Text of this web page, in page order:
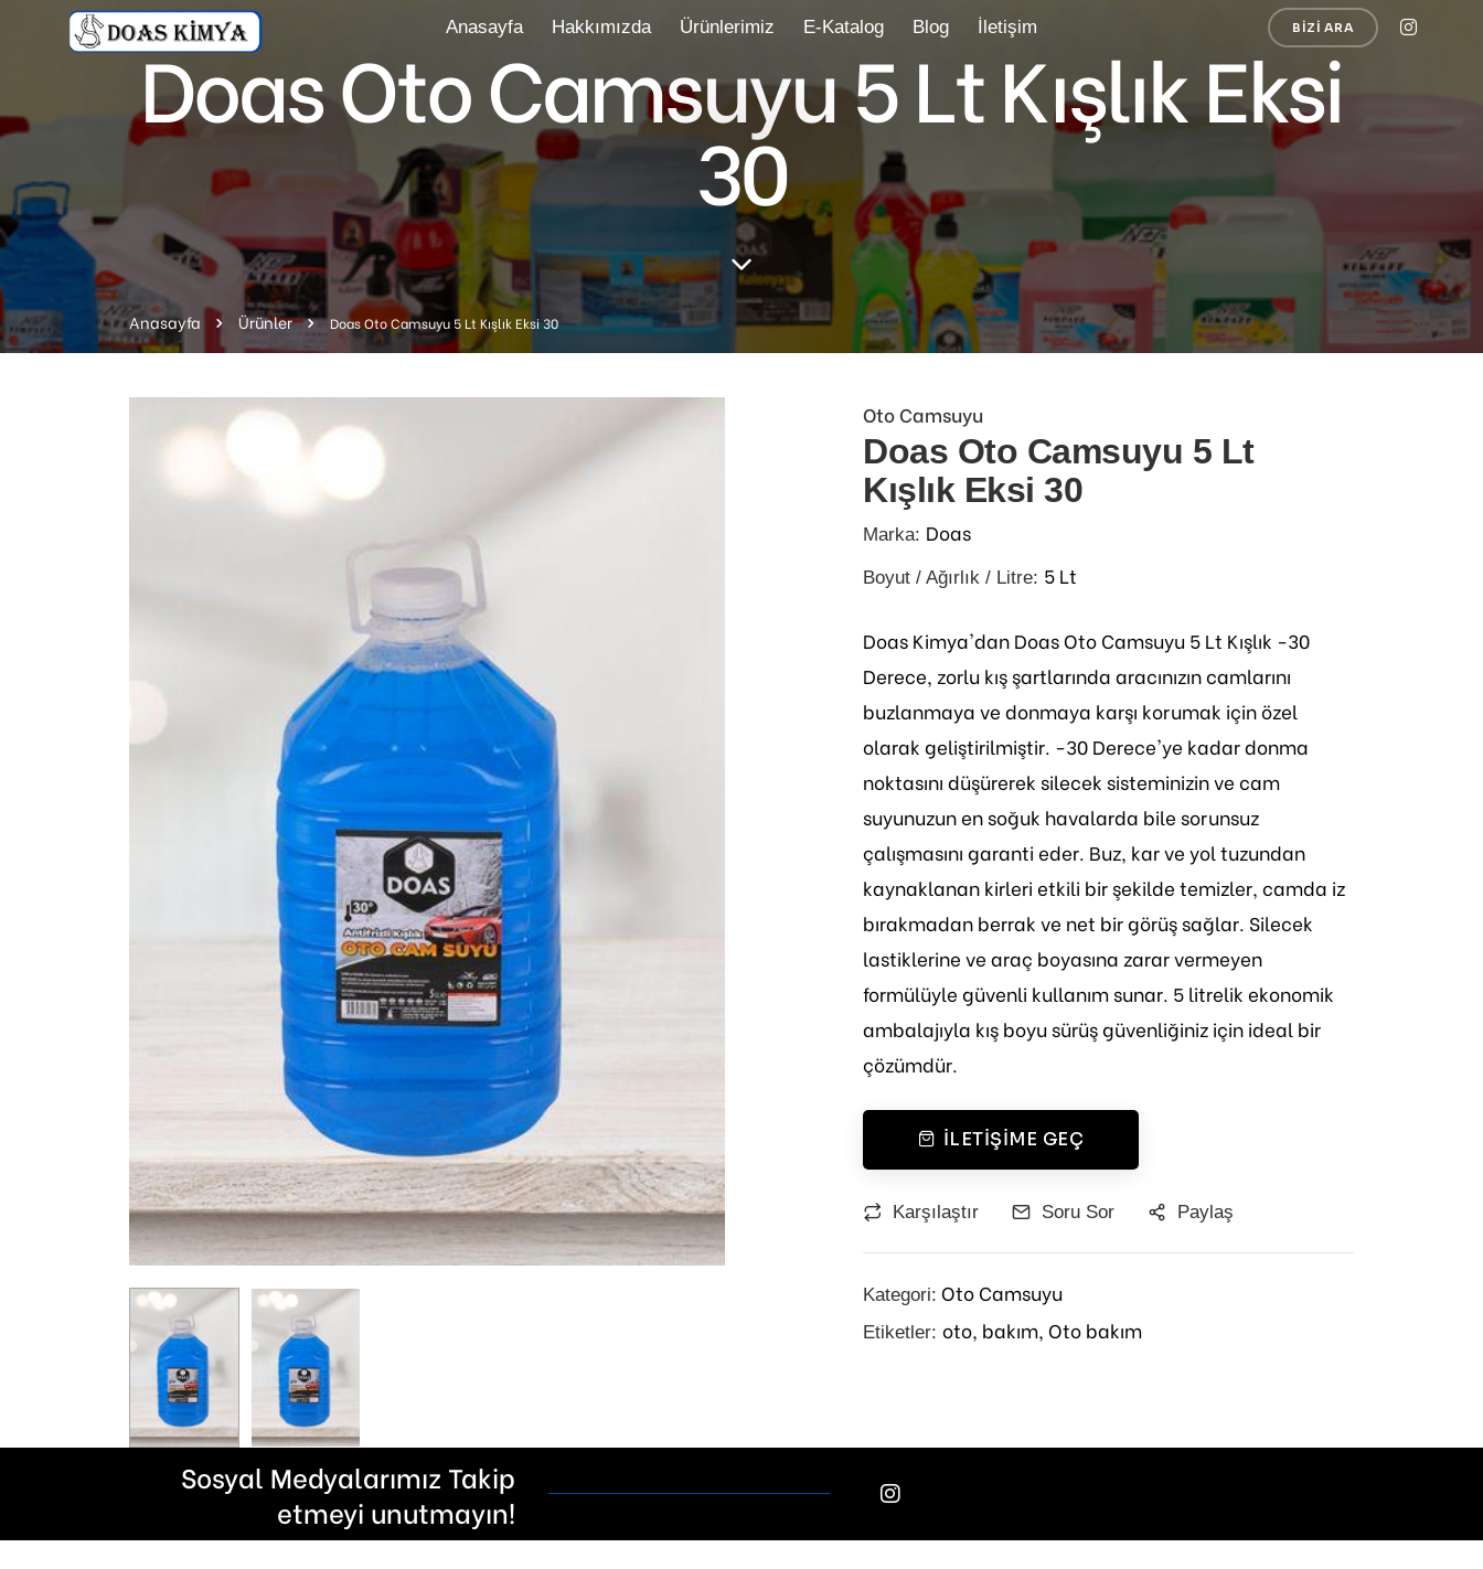
Anasayfa Hakkımızda Ürünlerimiz E-Katalog Blog İletişim BIZI ARA
Doas Oto Camsuyu 5 Lt Kışlık Eksi
30
Anasayfa Ürünler Doas Oto Camsuyu 5 Lt Kışlık Eksi 30
Oto Camsuyu
Doas Oto Camsuyu 5 Lt
Kışlık Eksi 30
Marka: Doas
Boyut / Ağırlık / Litre: 5 Lt
Doas Kimya'dan Doas Oto Camsuyu 5 Lt Kışlık -30
Derece, zorlu kış şartlarında aracınızın camlarını
buzlanmaya ve donmaya karşı korumak için özel
olarak geliştirilmiştir. -30 Derece'ye kadar donma
noktasını düşürerek silecek sisteminizin ve cam
suyunuzun en soğuk havalarda bile sorunsuz
çalışmasını garanti eder. Buz, kar ve yol tuzundan
kaynaklanan kirleri etkili bir şekilde temizler, camda iz
bırakmadan berrak ve net bir görüş sağlar. Silecek
lastiklerine ve araç boyasına zarar vermeyen
formülüyle güvenli kullanım sunar. 5 litrelik ekonomik
ambalajıyla kış boyu sürüş güvenliğiniz için ideal bir
çözümdür.
İLETIŞIME GEÇ
Karşılaştır Soru Sor Paylaş
Kategori: Oto Camsuyu
Etiketler: oto, bakım, Oto bakım
Sosyal Medyalarımız Takip
etmeyi unutmayın!